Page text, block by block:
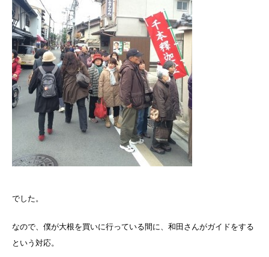
でした。
なので、僕が大根を買いに行っている間に、和田さんがガイドをする
という対応。